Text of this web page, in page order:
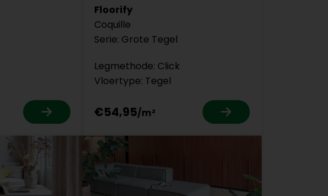
Floorify
Coquille
Serie: Grote Tegel
Legmethode: Click
Vloertype: Tegel
€54,95